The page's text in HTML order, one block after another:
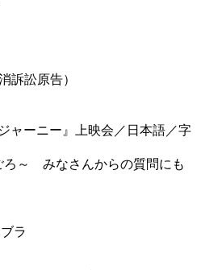
訴訟原告）
ャーニー』上映会／日本語／字
～ みなさんからの質問にも
ラ